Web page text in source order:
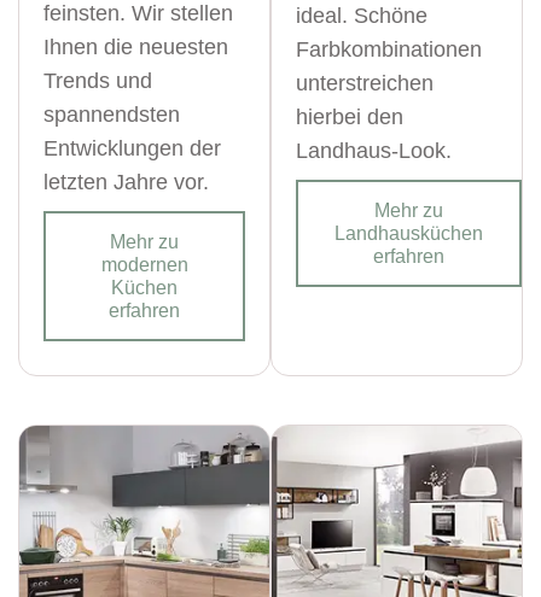
feinsten. Wir stellen
Ihnen die neuesten
Trends und
spannendsten
Entwicklungen der
letzten Jahre vor.
Mehr zu
modernen
Küchen
erfahren
ideal. Schöne
Farbkombinationen
unterstreichen
hierbei den
Landhaus-Look.
Mehr zu
Landhausküchen
erfahren